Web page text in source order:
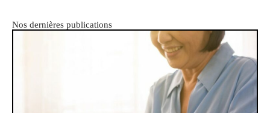
Nos dernières publications